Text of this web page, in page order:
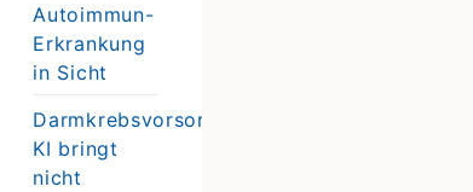
Autoimmun-
Erkrankung
in Sicht
Darmkrebsvorsorge:
KI bringt
nicht